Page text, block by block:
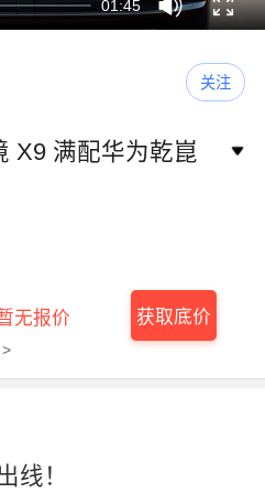
01:45
关注
X9 满配华为乾崑
无报价 获取底价
线！